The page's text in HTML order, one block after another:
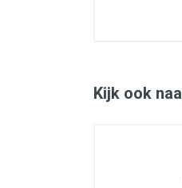
De
reiken,
Kijk ook